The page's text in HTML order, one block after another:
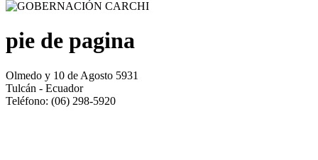
pie de pagina
Olmedo y 10 de Agosto 5931
Tulcán - Ecuador
Teléfono: (06) 298-5920